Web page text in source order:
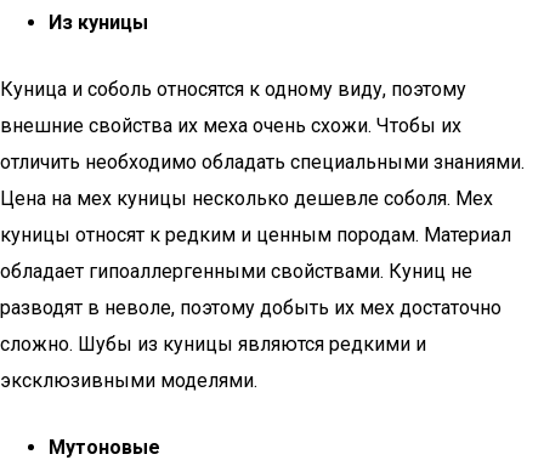
Из куницы
Куница и соболь относятся к одному виду, поэтому
внешние свойства их меха очень схожи. Чтобы их
отличить необходимо обладать специальными знаниями.
Цена на мех куницы несколько дешевле соболя. Мех
куницы относят к редким и ценным породам. Материал
обладает гипоаллергенными свойствами. Куниц не
разводят в неволе, поэтому добыть их мех достаточно
сложно. Шубы из куницы являются редкими и
эксклюзивными моделями.
Мутоновые